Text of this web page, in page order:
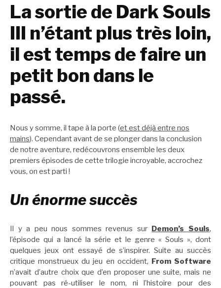
La sortie de Dark Souls
III n’étant plus très loin,
il est temps de faire un
petit bon dans le
passé.
Nous y somme, il tape à la porte (et est déjà entre nos
mains). Cependant avant de se plonger dans la conclusion
de notre aventure, redécouvrons ensemble les deux
premiers épisodes de cette trilogie incroyable, accrochez
vous, on est parti !
Un énorme succès
Il y a peu nous sommes revenus sur Demon’s Souls,
l’épisode qui a lancé la série et le genre « Souls », dont
quelques jeux ont essayé de s’inspirer. Suite au succès
critique monstrueux du jeu en occident, From Software
n’avait d’autre choix que d’en proposer une suite, mais ne
pouvant pas ré-utiliser le nom, ni l’histoire pour des